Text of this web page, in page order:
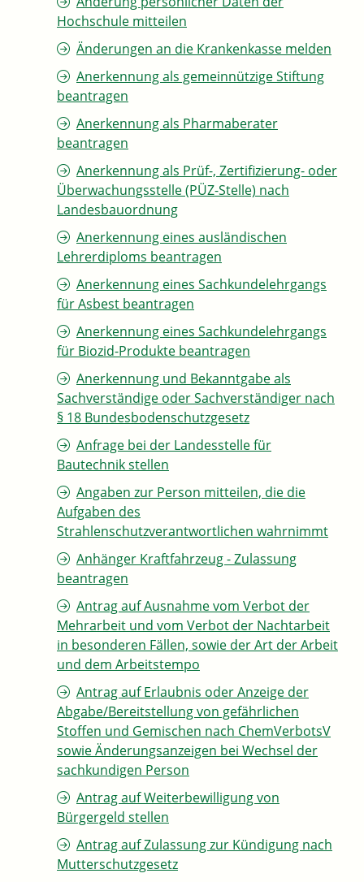
Hochschule mitteilen
Änderungen an die Krankenkasse melden
Anerkennung als gemeinnützige Stiftung
beantragen
Anerkennung als Pharmaberater
beantragen
Anerkennung als Prüf-, Zertifizierung- oder
Überwachungsstelle (PÜZ-Stelle) nach
Landesbauordnung
Anerkennung eines ausländischen
Lehrerdiploms beantragen
Anerkennung eines Sachkundelehrgangs
für Asbest beantragen
Anerkennung eines Sachkundelehrgangs
für Biozid-Produkte beantragen
Anerkennung und Bekanntgabe als
Sachverständige oder Sachverständiger nach
§ 18 Bundesbodenschutzgesetz
Anfrage bei der Landesstelle für
Bautechnik stellen
Angaben zur Person mitteilen, die die
Aufgaben des
Strahlenschutzverantwortlichen wahrnimmt
Anhänger Kraftfahrzeug - Zulassung
beantragen
Antrag auf Ausnahme vom Verbot der
Mehrarbeit und vom Verbot der Nachtarbeit
in besonderen Fällen, sowie der Art der Arbeit
und dem Arbeitstempo
Antrag auf Erlaubnis oder Anzeige der
Abgabe/Bereitstellung von gefährlichen
Stoffen und Gemischen nach ChemVerbotsV
sowie Änderungsanzeigen bei Wechsel der
sachkundigen Person
Antrag auf Weiterbewilligung von
Bürgergeld stellen
Antrag auf Zulassung zur Kündigung nach
Mutterschutzgesetz